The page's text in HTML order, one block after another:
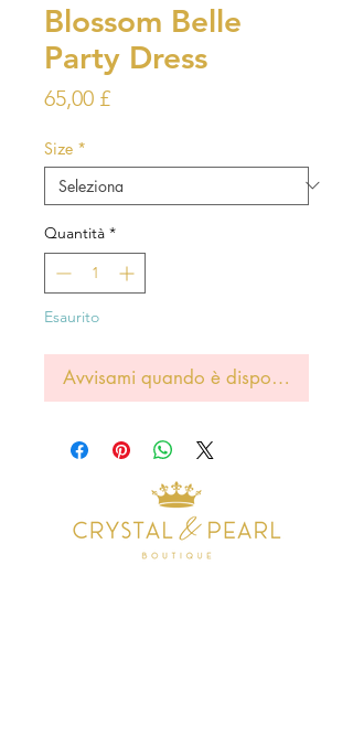
Blossom Belle
Party Dress
65,00 £Prezzo
Size *
Quantità *
Esaurito
Avvisami quando è disponibile